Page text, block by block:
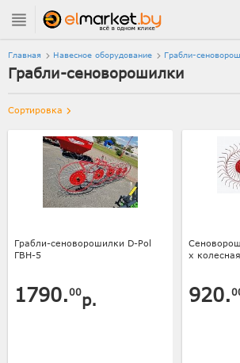
Главная Навесное оборудование Грабли-
Грабли-сеноворошилки
Сортировка
Грабли-сеноворошилки D-Pol
ГВН-5
1790.00р.
х колесная
920.